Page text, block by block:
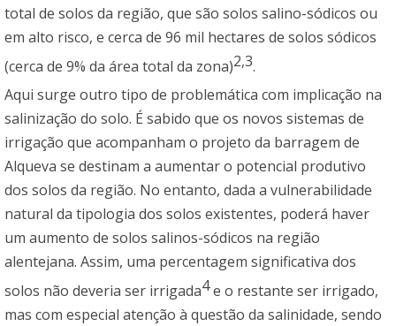
total de solos da região, que são solos salino-sódicos ou
em alto risco, e cerca de 96 mil hectares de solos sódicos
(cerca de 9% da área total da zona)2,3.
Aqui surge outro tipo de problemática com implicação na
salinização do solo. É sabido que os novos sistemas de
irrigação que acompanham o projeto da barragem de
Alqueva se destinam a aumentar o potencial produtivo
dos solos da região. No entanto, dada a vulnerabilidade
natural da tipologia dos solos existentes, poderá haver
um aumento de solos salinos-sódicos na região
alentejana. Assim, uma percentagem significativa dos
solos não deveria ser irrigada4e o restante ser irrigado,
mas com especial atenção à questão da salinidade, sendo